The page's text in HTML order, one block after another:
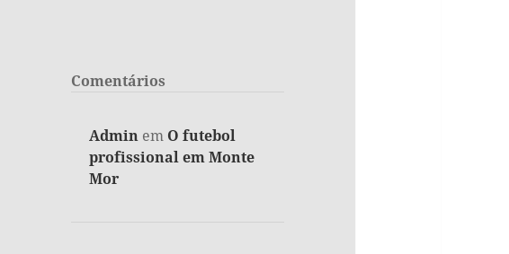
Comentários
Admin em O futebol
profissional em Monte
Mor